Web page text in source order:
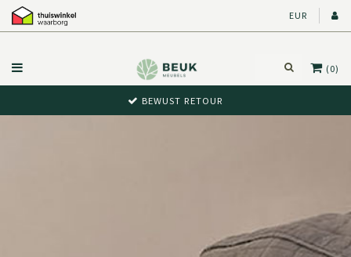
EUR
(0)
A-KWALITEIT MERKEN